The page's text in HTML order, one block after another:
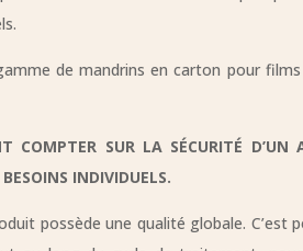
de mandrins en carton pour
COMPTER SUR LA SÉCURITÉ
INDIVIDUELS.
possède une qualité globale. C’est